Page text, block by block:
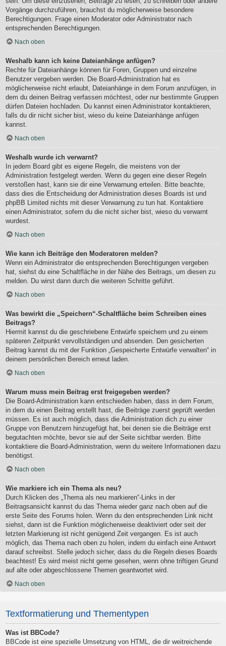
Vorgänge durchzuführen, brauchst du möglicherweise besondere
Berechtigungen. Frage einen Moderator oder Administrator nach
entsprechenden Berechtigungen.
Nach oben
Weshalb kann ich keine Dateianhänge anfügen?
Rechte für Dateianhänge können für Foren, Gruppen und einzelne
Benutzer vergeben werden. Die Board-Administration hat es
möglicherweise nicht erlaubt, Dateianhänge in dem Forum anzufügen, in
dem du deinen Beitrag verfassen möchtest, oder nur bestimmte Gruppen
dürfen Dateien hochladen. Du kannst einen Administrator kontaktieren,
falls du dir nicht sicher bist, wieso du keine Dateianhänge anfügen
kannst.
Nach oben
Weshalb wurde ich verwarnt?
In jedem Board gibt es eigene Regeln, die meistens von der
Administration festgelegt werden. Wenn du gegen eine dieser Regeln
verstoßen hast, kann sie dir eine Verwarnung erteilen. Bitte beachte,
dass dies die Entscheidung der Administration dieses Boards ist und
phpBB Limited nichts mit dieser Verwarnung zu tun hat. Kontaktiere
einen Administrator, sofern du die nicht sicher bist, wieso du verwarnt
wurdest.
Nach oben
Wie kann ich Beiträge den Moderatoren melden?
Wenn ein Administrator die entsprechenden Berechtigungen vergeben
hat, siehst du eine Schaltfläche in der Nähe des Beitrags, um diesen zu
melden. Du wirst dann durch die weiteren Schritte geführt.
Nach oben
Was bewirkt die „Speichern“-Schaltfläche beim Schreiben eines
Beitrags?
Hiermit kannst du die geschriebene Entwürfe speichern und zu einem
späteren Zeitpunkt vervollständigen und absenden. Den gesicherten
Beitrag kannst du mit der Funktion „Gespeicherte Entwürfe verwalten“ in
deinem persönlichen Bereich erneut laden.
Nach oben
Warum muss mein Beitrag erst freigegeben werden?
Die Board-Administration kann entschieden haben, dass in dem Forum,
in dem du einen Beitrag erstellt hast, die Beiträge zuerst geprüft werden
müssen. Es ist auch möglich, dass die Administration dich zu einer
Gruppe von Benutzern hinzugefügt hat, bei denen sie die Beiträge erst
begutachten möchte, bevor sie auf der Seite sichtbar werden. Bitte
kontaktiere die Board-Administration, wenn du weitere Informationen dazu
benötigst.
Nach oben
Wie markiere ich ein Thema als neu?
Durch Klicken des „Thema als neu markieren“-Links in der
Beitragsansicht kannst du das Thema wieder ganz nach oben auf die
erste Seite des Forums holen. Wenn du den entsprechenden Link nicht
siehst, dann ist die Funktion möglicherweise deaktiviert oder seit der
letzten Markierung ist nicht genügend Zeit vergangen. Es ist auch
möglich, das Thema nach oben zu holen, indem du einfach eine Antwort
darauf schreibst. Stelle jedoch sicher, dass du die Regeln dieses Boards
beachtest! Es wird meist nicht gerne gesehen, wenn ohne triftigen Grund
auf alte oder abgeschlossene Themen geantwortet wird.
Nach oben
Textformatierung und Thementypen
Was ist BBCode?
BBCode ist eine spezielle Umsetzung von HTML, die dir weitreichende